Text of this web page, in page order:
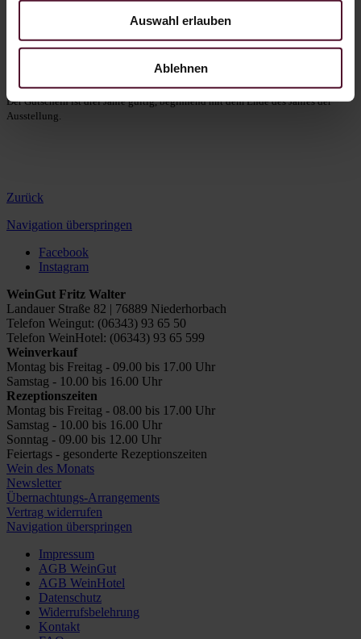
Auswahl erlauben
Ablehnen
Der Gutschein ist drei Jahre gültig, beginnend mit dem Ende des Jahres der
Ausstellung.
Zurück
Navigation überspringen
Facebook
Instagram
WeinGut Fritz Walter
Landauer Straße 82 | 76889 Niederhorbach
Telefon Weingut: (06343) 93 65 50
Telefon WeinHotel: (06343) 93 65 599
Weinverkauf
Montag bis Freitag - 09.00 bis 17.00 Uhr
Samstag - 10.00 bis 16.00 Uhr
Rezeptionszeiten
Montag bis Freitag - 08.00 bis 17.00 Uhr
Samstag - 10.00 bis 16.00 Uhr
Sonntag - 09.00 bis 12.00 Uhr
Feiertags - gesonderte Rezeptionszeiten
Wein des Monats
Newsletter
Übernachtungs-Arrangements
Vertrag widerrufen
Navigation überspringen
Impressum
AGB WeinGut
AGB WeinHotel
Datenschutz
Widerrufsbelehrung
Kontakt